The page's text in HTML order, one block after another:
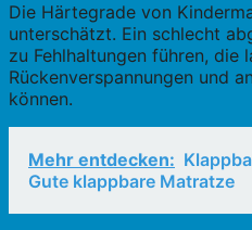
Die Härtegrade von
unterschätzt. Ein schlecht
zu Fehlhaltungen führen, die
Rückenverspannungen und
können.
Mehr entdecken:
Gute klappbare Matratze